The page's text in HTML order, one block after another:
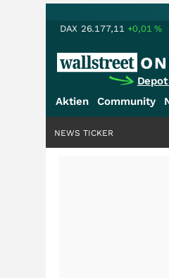
DAX 26.177,11 +0,01%
Aktien Community
NEWS TICKER